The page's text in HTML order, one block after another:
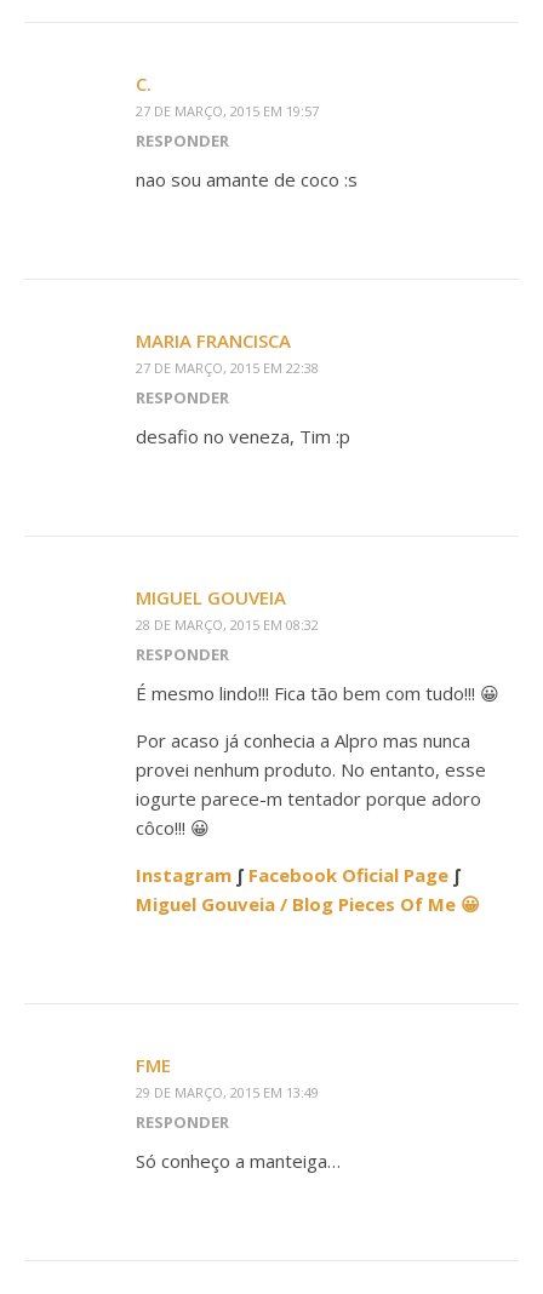
C.
27 DE MARÇO, 2015 EM 19:57
RESPONDER
nao sou amante de coco :s
MARIA FRANCISCA
27 DE MARÇO, 2015 EM 22:38
RESPONDER
desafio no veneza, Tim :p
MIGUEL GOUVEIA
28 DE MARÇO, 2015 EM 08:32
RESPONDER
É mesmo lindo!!! Fica tão bem com tudo!!! 😀
Por acaso já conhecia a Alpro mas nunca
provei nenhum produto. No entanto, esse
iogurte parece-m tentador porque adoro
côco!!! 😀
Instagram ∫ Facebook Oficial Page ∫
Miguel Gouveia / Blog Pieces Of Me 😀
FME
29 DE MARÇO, 2015 EM 13:49
RESPONDER
Só conheço a manteiga…